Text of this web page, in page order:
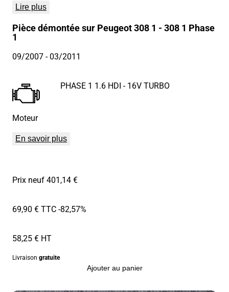
Lire plus
Pièce démontée sur Peugeot 308 1 - 308 1 Phase
1
09/2007- 03/2011
Moteur
PHASE 1 1.6 HDI - 16V TURBO
En savoir plus
Prix neuf 401,14 €
69,90 € TTC-82,57%
58,25 € HT
Livraison gratuite
Ajouter au panier